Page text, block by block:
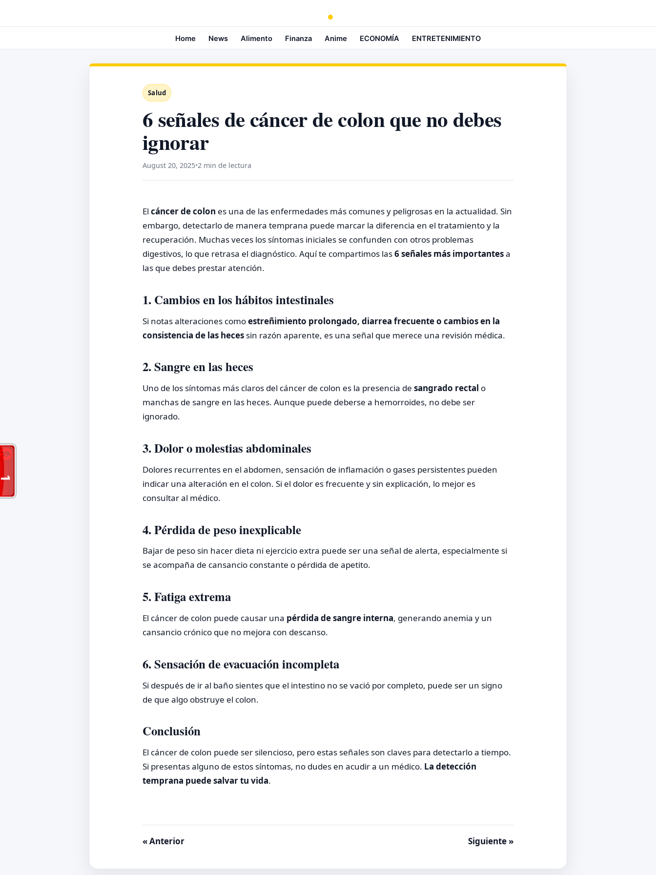
Home News Alimento Finanza Anime ECONOMÍA ENTRETENIMIENTO
Salud
6 señales de cáncer de colon que no debes
ignorar
August 20, 2025•2 min de lectura
El cáncer de colon es una de las enfermedades más comunes y peligrosas en la actualidad. Sin
embargo, detectarlo de manera temprana puede marcar la diferencia en el tratamiento y la
recuperación. Muchas veces los síntomas iniciales se confunden con otros problemas
digestivos, lo que retrasa el diagnóstico. Aquí te compartimos las6 señales más importantesa
las que debes prestar atención.
1. Cambios en los hábitos intestinales
Si notas alteraciones comoestreñimiento prolongado, diarrea frecuente o cambios en la
consistencia de las heces sin razón aparente, es una señal que merece una revisión médica.
2. Sangre en las heces
Uno de los síntomas más claros del cáncer de colon es la presencia de sangrado rectal o
manchas de sangre en las heces. Aunque puede deberse a hemorroides, no debe ser
ignorado.
3. Dolor o molestias abdominales
Dolores recurrentes en el abdomen, sensación de inflamación o gases persistentes pueden
indicar una alteración en el colon. Si el dolor es frecuente y sin explicación, lo mejor es
consultar al médico.
4. Pérdida de peso inexplicable
Bajar de peso sin hacer dieta ni ejercicio extra puede ser una señal de alerta, especialmente si
se acompaña de cansancio constante o pérdida de apetito.
5. Fatiga extrema
El cáncer de colon puede causar una pérdida de sangre interna, generando anemia y un
cansancio crónico que no mejora con descanso.
6. Sensación de evacuación incompleta
Si después de ir al baño sientes que el intestino no se vació por completo, puede ser un signo
de que algo obstruye el colon.
Conclusión
El cáncer de colon puede ser silencioso, pero estas señales son claves para detectarlo a tiempo.
Si presentas alguno de estos síntomas, no dudes en acudir a un médico. La detección
temprana puede salvar tu vida.
« Anterior Siguiente »